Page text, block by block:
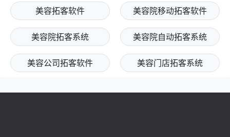
美容拓客软件 美容院移动拓客软件
美容院拓客系统 美容院自动拓客系统
美容公司拓客软件 美容门店拓客系统